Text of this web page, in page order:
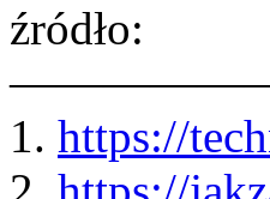
źródło:
1. https://